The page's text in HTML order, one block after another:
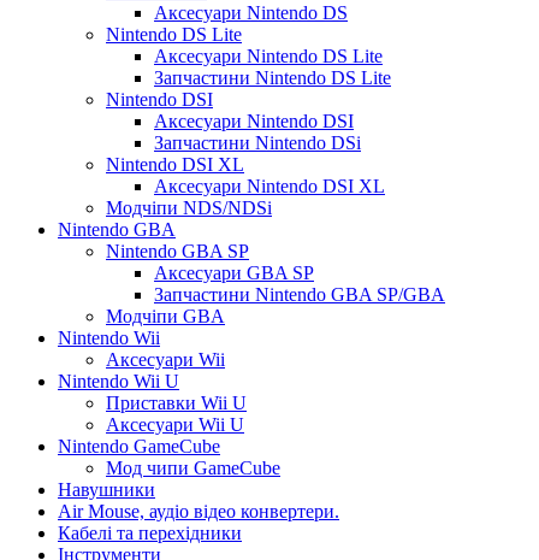
Аксесуари Nintendo DS
Nintendo DS Lite
Аксесуари Nintendo DS Lite
Запчастини Nintendo DS Lite
Nintendo DSI
Аксесуари Nintendo DSI
Запчастини Nintendo DSi
Nintendo DSI XL
Аксесуари Nintendo DSI XL
Модчіпи NDS/NDSi
Nintendo GBA
Nintendo GBA SP
Аксесуари GBA SP
Запчастини Nintendo GBA SP/GBA
Модчіпи GBA
Nintendo Wii
Аксесуари Wii
Nintendo Wii U
Приставки Wii U
Аксесуари Wii U
Nintendo GameCube
Мод чипи GameCube
Навушники
Air Mouse, аудіо відео конвертери.
Кабелі та перехідники
Інструменти